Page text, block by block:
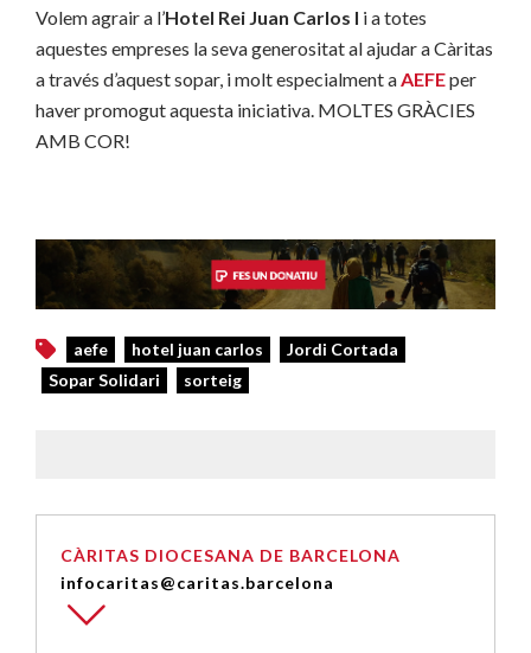
Volem agrair a l’Hotel Rei Juan Carlos I i a totes
aquestes empreses la seva generositat al ajudar a Càritas
a través d’aquest sopar, i molt especialment aAEFEper
haver promogut aquesta iniciativa. MOLTES GRÀCIES
AMB COR!
aefe hotel juan carlos
Jordi Cortada
Sopar Solidari
sorteig
CÀRITAS DIOCESANA DE BARCELONA
infocaritas@caritas.barcelona